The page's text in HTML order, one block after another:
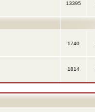
13395
1740
1814